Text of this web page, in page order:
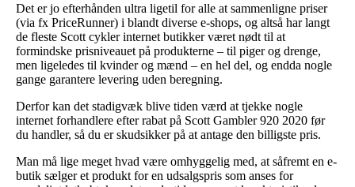
Det er jo efterhånden ultra ligetil for alle at sammenligne priser
(via fx PriceRunner) i blandt diverse e-shops, og altså har langt
de fleste Scott cykler internet butikker været nødt til at
formindske prisniveauet på produkterne – til piger og drenge,
men ligeledes til kvinder og mænd – en hel del, og endda nogle
gange garantere levering uden beregning.
Derfor kan det stadigvæk blive tiden værd at tjekke nogle
internet forhandlere efter rabat på Scott Gambler 920 2020 før
du handler, så du er skudsikker på at antage den billigste pris.
Man må lige meget hvad være omhyggelig med, at såfremt en e-
butik sælger et produkt for en udsalgspris som anses for